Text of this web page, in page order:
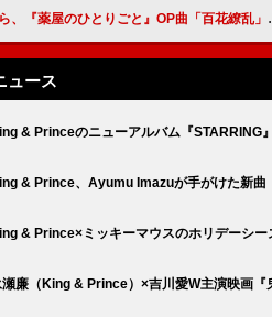
薬屋のひとりごと』OP曲「百花繚乱」の英語版「In Bloom」アニメMV公開
ュース
& Princeのニューアルバム『STARRING
& Prince、Ayumu Imazuが手がけた新曲
& Prince×ミッキーマウスのホリデーシ
瀬廉（King & Prince）×吉川愛W主演映画